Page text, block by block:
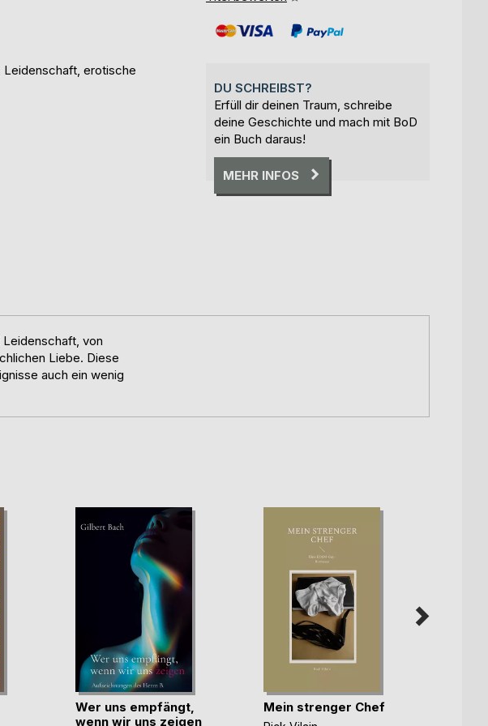
erotische
DU SCHREIBST?
Erfüll dir deinen Traum, schreibe
deine Geschichte und mach mit BoD
ein Buch daraus!
MEHR INFOS
von
Liebe. Diese
auch ein wenig
Wer uns empfängt,
wenn wir uns zeigen
Mein strenger Chef